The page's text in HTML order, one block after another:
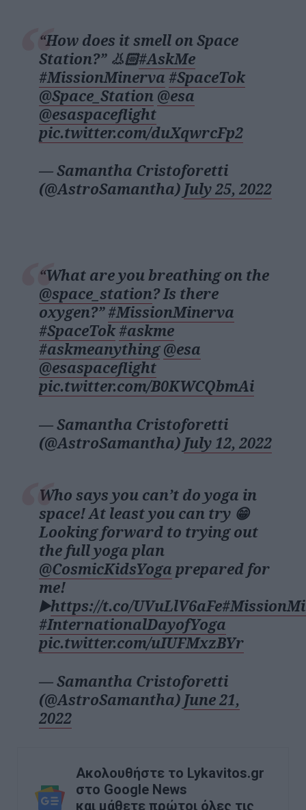
“How does it smell on Space
Station?” 👃🏻#AskMe
#MissionMinerva #SpaceTok
@Space_Station @esa
@esaspaceflight
pic.twitter.com/duXqwrcFp2
— Samantha Cristoforetti
(@AstroSamantha) July 25, 2022
“What are you breathing on the
@space_station? Is there
oxygen?”#MissionMinerva
#SpaceTok #askme
#askmeanything @esa
@esaspaceflight
pic.twitter.com/B0KWCQbmAi
— Samantha Cristoforetti
(@AstroSamantha) July 12, 2022
Who says you can’t do yoga in
space! At least you can try 😁
Looking forward to trying out
the full yoga plan
@CosmicKidsYoga prepared for
me!
▶️https://t.co/UVuLlV6aFe
#InternationalDayofYoga
pic.twitter.com/uIUFMxzBYr
— Samantha Cristoforetti
(@AstroSamantha) June 21,
2022
Ακολουθήστε το Lykavitos.gr
στο Google News
και μάθετε πρώτοι όλες τις